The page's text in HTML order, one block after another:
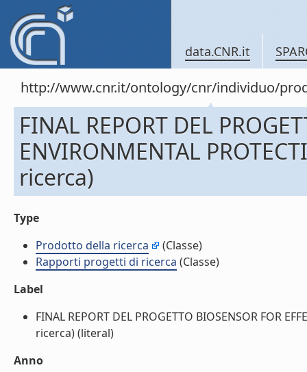
data.CNR.it
http://www.cnr.it/ontology/cnr/individuo/
FINAL REPORT DEL
ENVIRONMENTAL
ricerca)
Type
Prodotto della ricerca
(Classe)
Rapporti progetti di ricerca (Classe)
Label
FINAL REPORT DEL PROGETTO BIOSENSOR FOR
ricerca) (literal)
Anno